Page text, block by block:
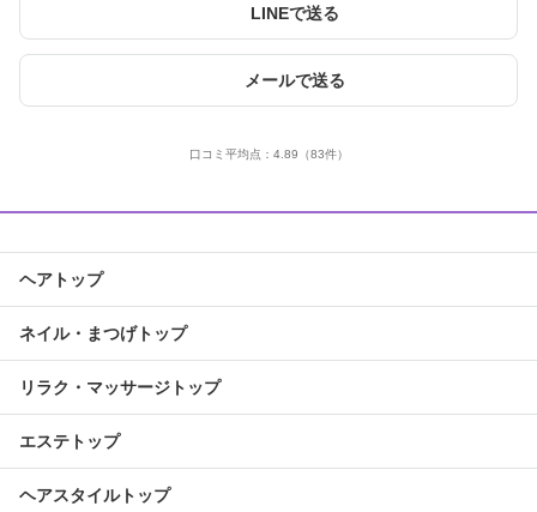
LINEで送る
メールで送る
口コミ平均点： 4.89 （83件）
ヘアトップ
ネイル・まつげトップ
リラク・マッサージトップ
エステトップ
ヘアスタイルトップ